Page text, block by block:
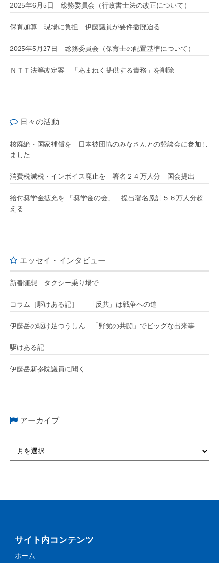
2025年6月5日 総務委員会（行政書士法の改正について）
保育加算 現場に負担 伊藤議員が要件撤廃迫る
2025年5月27日 総務委員会（保育士の配置基準について）
ＮＴＴ法等改定案 「あまねく提供する責務」を削除
日々の活動
核廃絶・国家補償を 日本被団協のみなさんとの懇談会に参加し
ました
消費税減税・インボイス廃止を！署名２４万人分 国会提出
給付奨学金拡充を 「奨学金の会」 提出署名累計５６万人分超
える
エッセイ・インタビュー
新春随想 タクシー乗り場で
コラム［駆けある記］ ｢反共」は戦争への道
伊藤岳の駆け足つうしん 「野党の共闘」でビッグな出来事
駆けある記
伊藤岳新参院議員に聞く
アーカイブ
サイト内コンテンツ
ホーム